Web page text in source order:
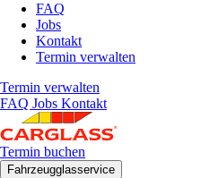
FAQ
Jobs
Kontakt
Termin verwalten
Termin verwalten
FAQ Jobs Kontakt
Termin buchen
Fahrzeugglasservice